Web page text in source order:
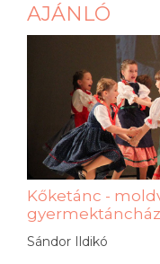
AJÁNLÓ
Kőketánc -
Sándor Ildikó